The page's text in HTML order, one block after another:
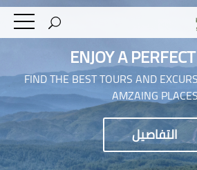
ENJOY A
FIND THE BEST TOURS AND
AMZAING
التفاصيل